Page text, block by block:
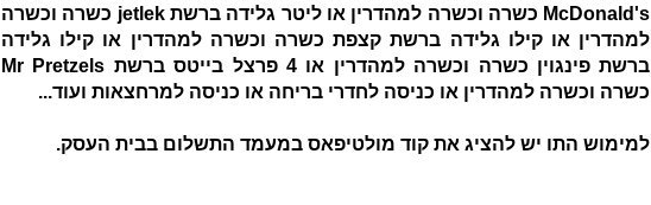
McDonald's כשרה וכשרה למהדרין או ליטר גלידה ברשת jetlek כשרה וכשרה
למהדרין או קילו גלידה ברשת קצפת כשרה וכשרה למהדרין או קילו גלידה
ברשת פינגוין כשרה וכשרה למהדרין או 4 פרצל בייטס ברשת Mr Pretzels
כשרה וכשרה למהדרין או כניסה לחדרי בריחה או כניסה למרחצאות ועוד...
למימוש התו יש להציג את קוד מולטיפאס במעמד התשלום בבית העסק.